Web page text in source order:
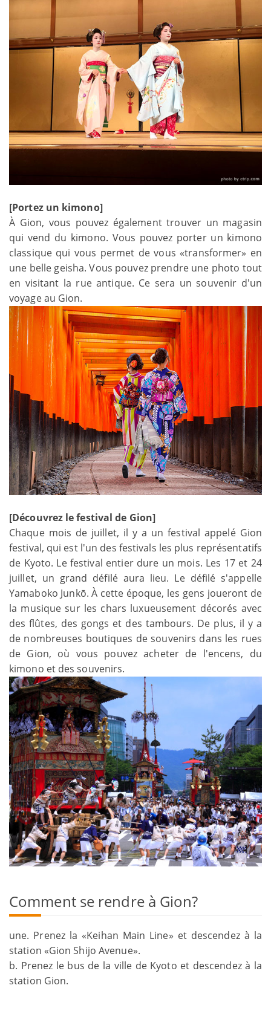
[Portez un kimono]
À Gion, vous pouvez également trouver un magasin
qui vend du kimono. Vous pouvez porter un kimono
classique qui vous permet de vous «transformer» en
une belle geisha. Vous pouvez prendre une photo tout
en visitant la rue antique. Ce sera un souvenir d'un
voyage au Gion.
[Découvrez le festival de Gion]
Chaque mois de juillet, il y a un festival appelé Gion
festival, qui est l'un des festivals les plus représentatifs
de Kyoto. Le festival entier dure un mois. Les 17 et 24
juillet, un grand défilé aura lieu. Le défilé s'appelle
Yamaboko Junkō. À cette époque, les gens joueront de
la musique sur les chars luxueusement décorés avec
des flûtes, des gongs et des tambours. De plus, il y a
de nombreuses boutiques de souvenirs dans les rues
de Gion, où vous pouvez acheter de l'encens, du
kimono et des souvenirs.
Comment se rendre à Gion?
une. Prenez la «Keihan Main Line» et descendez à la
station «Gion Shijo Avenue».
b. Prenez le bus de la ville de Kyoto et descendez à la
station Gion.